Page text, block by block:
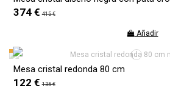
374 € 415 €
Añadir
Mesa cristal redonda 80 cm
122 € 135 €